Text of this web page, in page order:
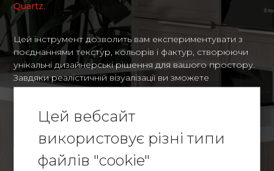
Quartz.
Цей інструмент дозволить вам експериментувати з
поєднаннями текстур, кольорів і фактур, створюючи
унікальні дизайнерські рішення для вашого простору.
Завдяки реалістичній візуалізації ви зможете
заздалегідь оцінити, наскільки органічно виглядатимуть
прийняти зважене рішення щодо оформлення.
ВІЗУАЛІАЛІЗАЦІЯ
Цей вебсайт
використовує різні типи
файлів "cookie"